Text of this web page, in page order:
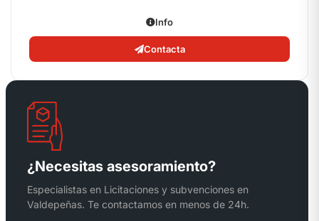
Info
Contacta
¿Necesitas asesoramiento?
Especialistas en Licitaciones y subvenciones en
Valdepeñas. Te contactamos en menos de 24h.